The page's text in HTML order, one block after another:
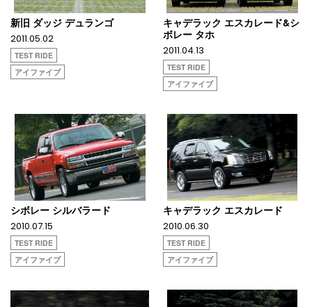
新旧 ダッジ デュランゴ
2011.05.02
TEST RIDE
アイファイブ
キャデラック エスカレード&シ
ボレー タホ
2011.04.13
TEST RIDE
アイファイブ
シボレー シルバラード
2010.07.15
TEST RIDE
アイファイブ
キャデラック エスカレード
2010.06.30
TEST RIDE
アイファイブ